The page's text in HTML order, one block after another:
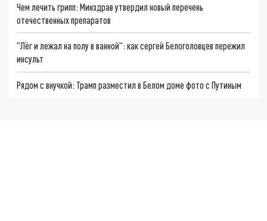
Чем лечить грипп: Минздрав утвердил новый перечень
отечественных препаратов
"Лёг и лежал на полу в ванной": как сергей Белоголовцев пережил
инсульт
Рядом с внучкой: Трамп разместил в Белом доме фото с Путиным